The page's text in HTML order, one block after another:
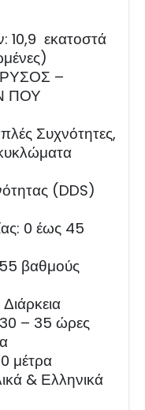
10,9 εκατοστά
–
ΠΟΥ
Συχνότητες,
(DDS)
0 έως 45
βαθμούς
30 – 35 ώρες
μέτρα
& Ελληνικά